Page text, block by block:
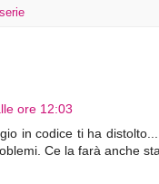
ore 12:03
in codice ti ha
Ce la farà anche